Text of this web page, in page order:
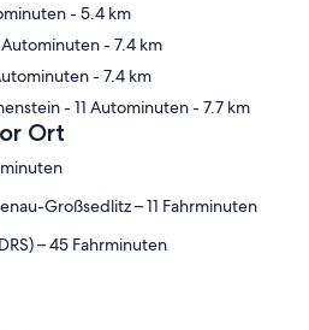
- 5.4 km
Autominuten- 7.4 km
- 7.4 km
- 11 Autominuten- 7.7 km
Ort
Großsedlitz – 11 Fahrminuten
– 45 Fahrminuten